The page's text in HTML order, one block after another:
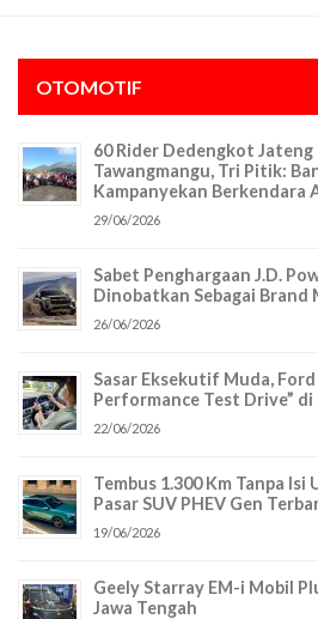
OTOMOTIF
60 Rider Dedengkot
Tawangmangu, Tri Pitik:
Kampanyekan Berkendara
29/06/2026
Sabet Penghargaan J.D.
Dinobatkan Sebagai Brand
26/06/2026
Sasar Eksekutif Muda, Ford
Performance Test Drive”
22/06/2026
Tembus 1.300 Km Tanpa Isi
Pasar SUV PHEV Gen
19/06/2026
Geely Starray EM-i Mobil
Jawa Tengah